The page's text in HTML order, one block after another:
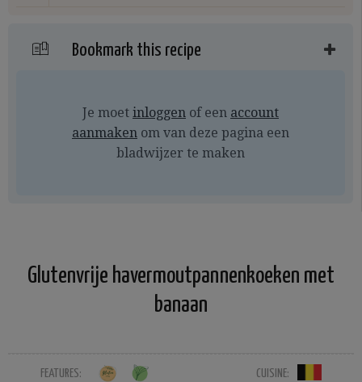
Bookmark this recipe
Je moet inloggen of een account
aanmaken om van deze pagina een
bladwijzer te maken
Glutenvrije havermoutpannenkoeken met
banaan
FEATURES: CUISINE: